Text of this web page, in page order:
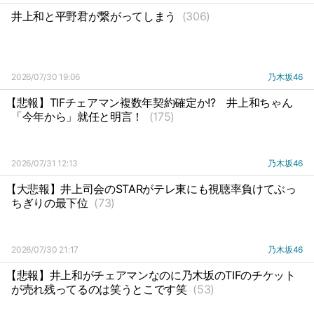
井上和と平野君が繋がってしまう (306)
2026/07/30 19:06 乃木坂46
【悲報】TIFチェアマン複数年契約確定か!?
井上和ちゃん
「今年から」就任と明言！
(175)
2026/07/31 12:13 乃木坂46
【大悲報】井上司会のSTARがテレ東にも視聴率負けてぶっ
ちぎりの最下位 (73)
2026/07/30 21:17 乃木坂46
【悲報】井上和がチェアマンなのに乃木坂のTIFのチケット
が売れ残ってるのは笑うとこです笑 (53)